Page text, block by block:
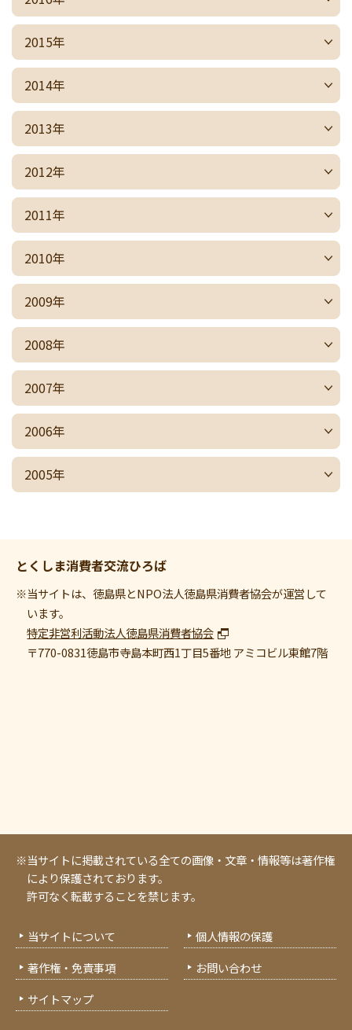
2015年
2014年
2013年
2012年
2011年
2010年
2009年
2008年
2007年
2006年
2005年
とくしま消費者交流ひろば
※当サイトは、徳島県とNPO法人徳島県消費者協会が運営して
います。
特定非営利活動法人徳島県消費者協会
〒770-0831徳島市寺島本町西1丁目5番地 アミコビル東館7階
※当サイトに掲載されている全ての画像・文章・情報等は著作権
により保護されております。
許可なく転載することを禁じます。
当サイトについて
個人情報の保護
著作権・免責事項
お問い合わせ
サイトマップ